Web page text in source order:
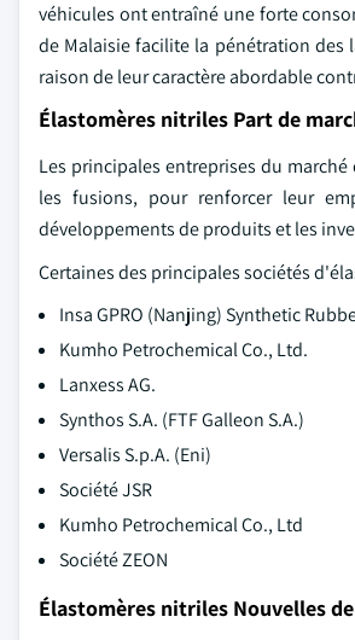
véhicules ont entraîné une forte
de Malaisie facilite la pénétration des
raison de leur caractère abordable
Élastomères nitriles Part de
Les principales entreprises du
les fusions, pour renforcer leur
développements de produits et les
Certaines des principales sociétés
Insa GPRO (Nanjing) Synthetic
Kumho Petrochemical Co., Ltd.
Lanxess AG.
Synthos S.A. (FTF Galleon S.A.)
Versalis S.p.A. (Eni)
Société JSR
Kumho Petrochemical Co., Ltd
Société ZEON
Élastomères nitriles Nouvelles